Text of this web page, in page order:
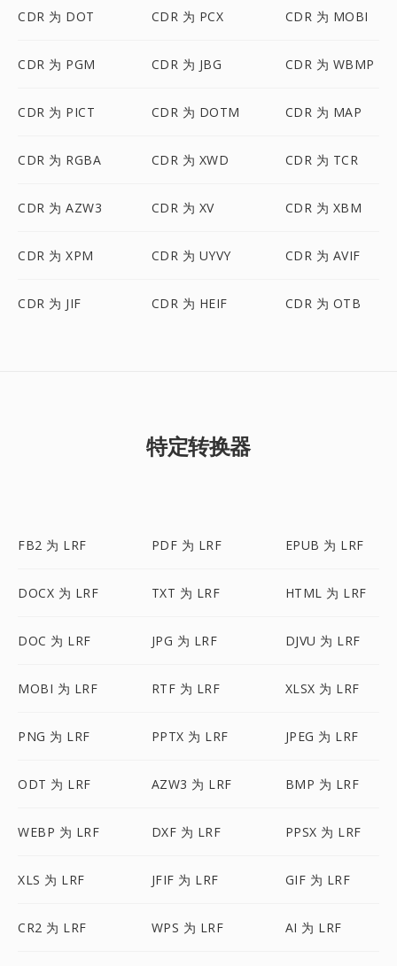
CDR 为 DOT CDR 为 PCX CDR 为 MOBI
CDR 为 PGM CDR 为 JBG CDR 为 WBMP
CDR 为 PICT CDR 为 DOTM CDR 为 MAP
CDR 为 RGBA CDR 为 XWD CDR 为 TCR
CDR 为 AZW3 CDR 为 XV CDR 为 XBM
CDR 为 XPM CDR 为 UYVY CDR 为 AVIF
CDR 为 JIF CDR 为 HEIF CDR 为 OTB
特定转换器
FB2 为 LRF PDF 为 LRF EPUB 为 LRF
DOCX 为 LRF TXT 为 LRF HTML 为 LRF
DOC 为 LRF JPG 为 LRF DJVU 为 LRF
MOBI 为 LRF RTF 为 LRF XLSX 为 LRF
PNG 为 LRF PPTX 为 LRF JPEG 为 LRF
ODT 为 LRF AZW3 为 LRF BMP 为 LRF
WEBP 为 LRF DXF 为 LRF PPSX 为 LRF
XLS 为 LRF JFIF 为 LRF GIF 为 LRF
CR2 为 LRF WPS 为 LRF AI 为 LRF